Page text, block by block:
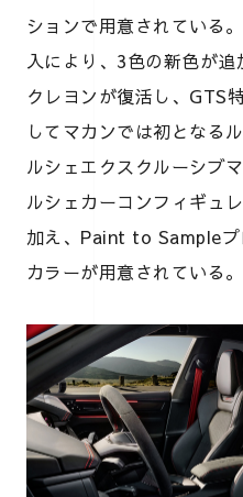
ションで用意されている
入により、3色の新色が
クレヨンが復活し、GTS
してマカンでは初となる
ルシェエクスクルーシブ
ルシェカーコンフィギュ
加え、Paint to Sampleプ
カラーが用意されている。